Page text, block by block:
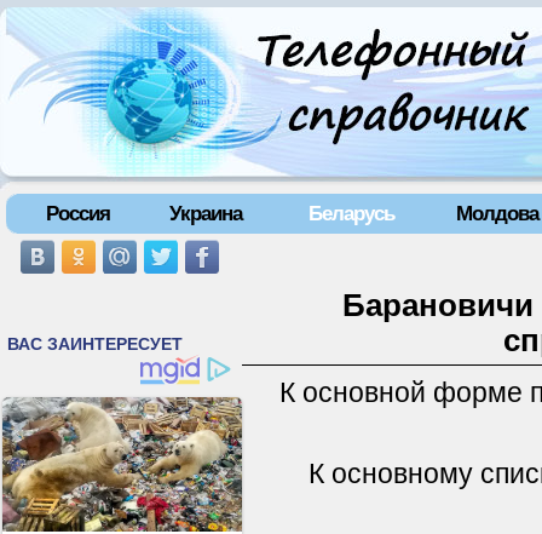
Россия Украина Беларусь Молдова
Барановичи
К основной форме
К основному